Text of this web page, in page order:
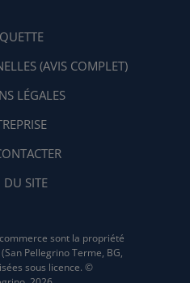
(AVIS COMPLET)
LÉGALES
DU SITE
sont la propriété
Pellegrino Terme, BG,
sous licence. ©